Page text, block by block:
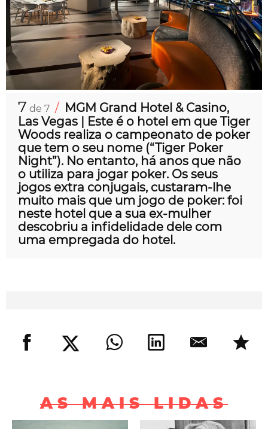
7 de 7 / MGM Grand Hotel & Casino,
Las Vegas | Este é o hotel em que Tiger
Woods realiza o campeonato de poker
que tem o seu nome (“Tiger Poker
Night”). No entanto, há anos que não
o utiliza para jogar poker. Os seus
jogos extra conjugais, custaram-lhe
muito mais que um jogo de poker: foi
neste hotel que a sua ex-mulher
descobriu a infidelidade dele com
uma empregada do hotel.
AS MAIS LIDAS